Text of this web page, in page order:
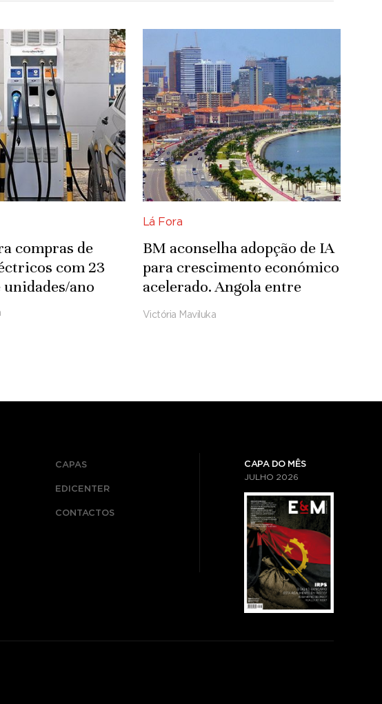
compras de
com 23
ano
Lá Fora
BM aconselha adopção de IA
para crescimento económico
acelerado. Angola entre
países com pior desempenho
Victória Maviluka
CAPAS
EDICENTER
CONTACTOS
CAPA DO MÊS
JULHO 2026